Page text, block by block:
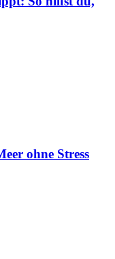
ohne Stress